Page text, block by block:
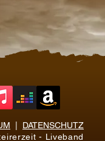
DATENSCHUTZ
- Liveband